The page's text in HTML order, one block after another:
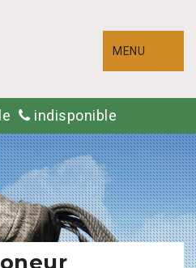
MENU
indisponible